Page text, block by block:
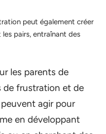
peut également créer
pairs, entraînant des
les parents de
de frustration et de
agir pour
en développant